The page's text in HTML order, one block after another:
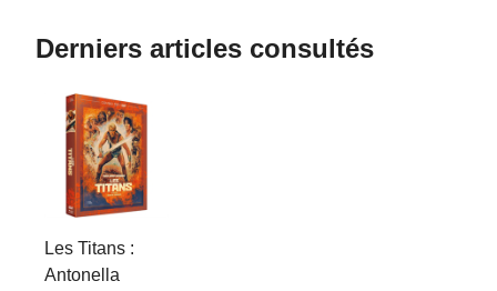
Derniers articles consultés
Les Titans :
Antonella